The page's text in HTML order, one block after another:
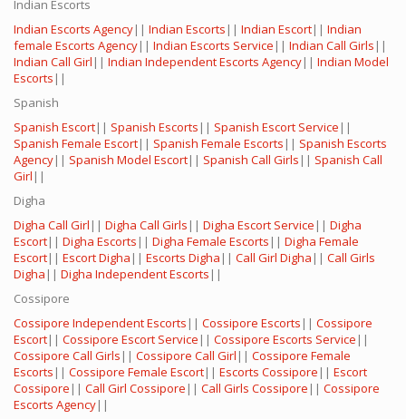
Indian Escorts
Indian Escorts Agency|| Indian Escorts || Indian Escort|| Indian
female Escorts Agency|| Indian Escorts Service || Indian Call Girls ||
Indian Call Girl || Indian Independent Escorts Agency|| Indian Model
Escorts ||
Spanish
Spanish Escort|| Spanish Escorts || Spanish Escort Service ||
Spanish Female Escort|| Spanish Female Escorts || Spanish Escorts
Agency|| Spanish Model Escort|| Spanish Call Girls || Spanish Call
Girl ||
Digha
Digha Call Girl || Digha Call Girls || Digha Escort Service || Digha
Escort|| Digha Escorts || Digha Female Escorts || Digha Female
Escort|| Escort Digha || Escorts Digha || Call Girl Digha || Call Girls
Digha || Digha Independent Escorts ||
Cossipore
Cossipore Independent Escorts || Cossipore Escorts || Cossipore
Escort|| Cossipore Escort Service || Cossipore Escorts Service ||
Cossipore Call Girls || Cossipore Call Girl || Cossipore Female
Escorts || Cossipore Female Escort|| Escorts Cossipore || Escort
Cossipore || Call Girl Cossipore || Call Girls Cossipore || Cossipore
Escorts Agency||